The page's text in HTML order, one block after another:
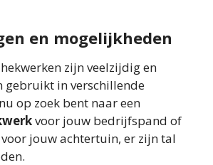
en mogelijkheden
zijn veelzijdig en
gebruikt in verschillende
op zoek bent naar een
voor jouw bedrijfspand of
jouw achtertuin, er zijn tal